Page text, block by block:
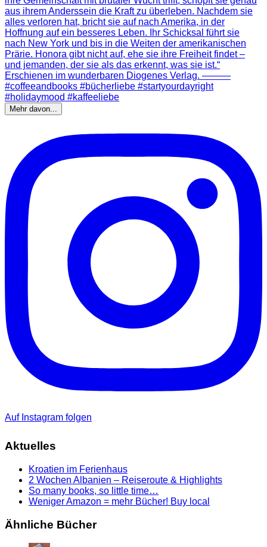
Mehr davon...
Auf Instagram folgen
Aktuelles
Kroatien im Ferienhaus
2 Wochen Albanien – Reiseroute & Highlights
So many books, so little time…
Weniger Amazon = mehr Bücher! Buy local
Ähnliche Bücher